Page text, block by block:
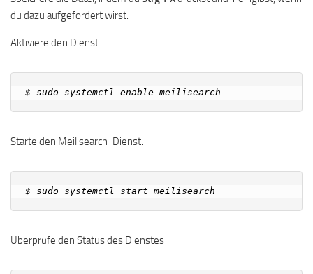
du dazu aufgefordert wirst.
Aktiviere den Dienst.
Starte den Meilisearch-Dienst.
Überprüfe den Status des Dienstes